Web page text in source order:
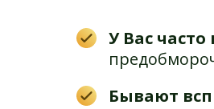
Бывают
У Вас